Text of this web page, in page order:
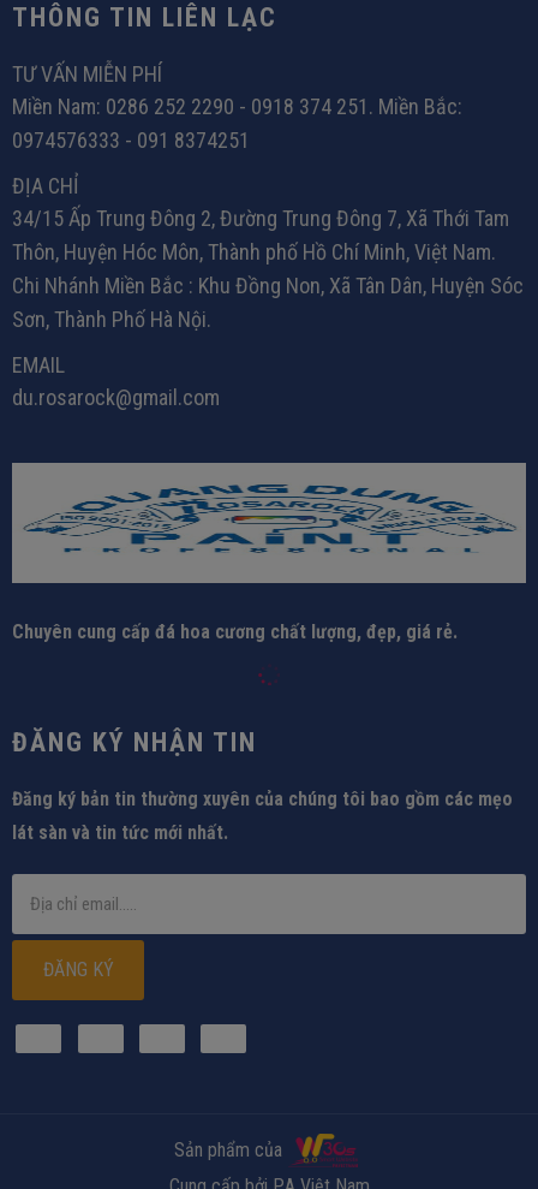
THÔNG TIN LIÊN LẠC
TƯ VẤN MIỄN PHÍ
Miền Nam: 0286 252 2290 - 0918 374 251. Miền Bắc:
0974576333 - 091 8374251
ĐỊA CHỈ
34/15 Ấp Trung Đông 2, Đường Trung Đông 7, Xã Thới Tam
Thôn, Huyện Hóc Môn, Thành phố Hồ Chí Minh, Việt Nam.
Chi Nhánh Miền Bắc : Khu Đồng Non, Xã Tân Dân, Huyện Sóc
Sơn, Thành Phố Hà Nội.
EMAIL
du.rosarock@gmail.com
Chuyên cung cấp đá hoa cương chất lượng, đẹp, giá rẻ.
ĐĂNG KÝ NHẬN TIN
Đăng ký bản tin thường xuyên của chúng tôi bao gồm các mẹo
lát sàn và tin tức mới nhất.
ĐĂNG KÝ
Sản phẩm của